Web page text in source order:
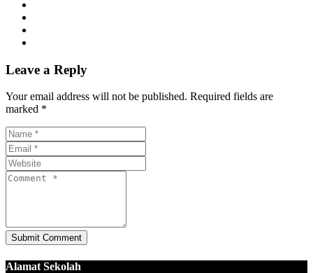
Leave a Reply
Your email address will not be published. Required fields are
marked *
Alamat Sekolah